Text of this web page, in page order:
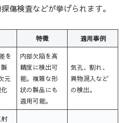
傷検査などが挙げられます。
特徴 適用事例
を
元
内部欠陥を高
精度に検出可
能。複雑な形
状の製品にも
適用可能。
気孔、割れ、
異物混入など
の検出。